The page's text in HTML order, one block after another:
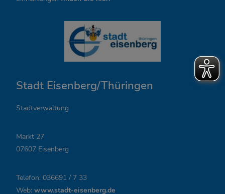
u
n
g
s
e
Stadt Eisenberg/Thüringen
Stadtverwaltung
Markt 27
07607 Eisenberg
Telefon: 036691 / 7 33
Web: www.stadt-eisenberg.de